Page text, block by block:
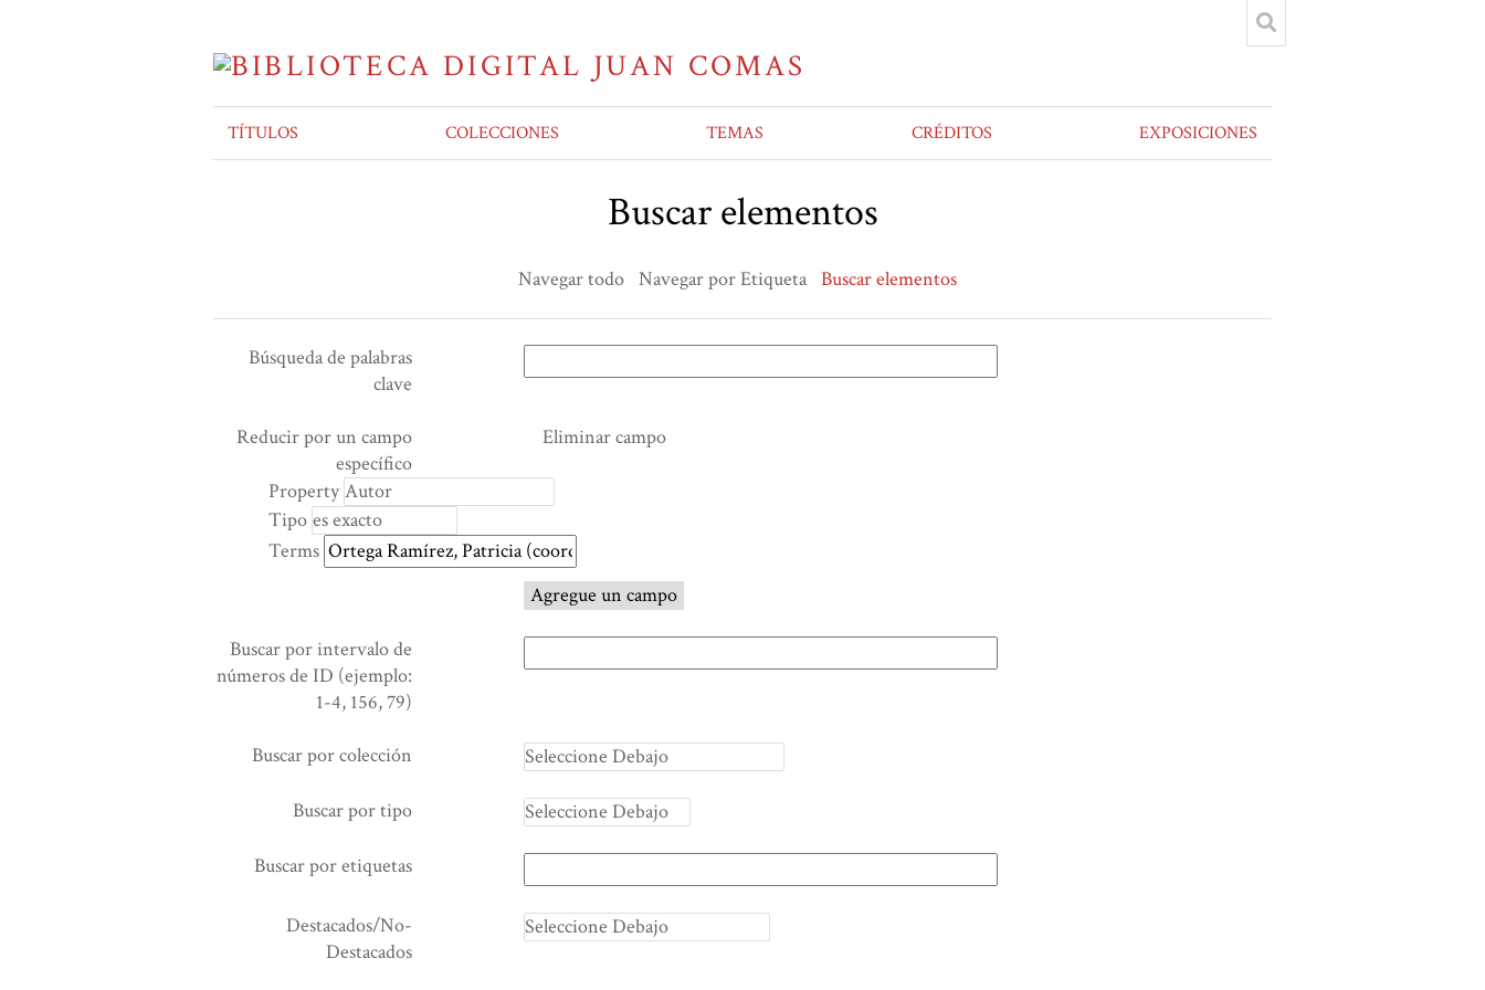
TÍTULOS COLECCIONES TEMAS CRÉDITOS EXPOSICIONES
Buscar elementos
Navegar todo Navegar por Etiqueta Buscar elementos
Búsqueda de palabras
clave
campo
específico":
Reducir por un campo
específico
Search Property
Tipo de búsqueda
Términos de búsqueda
Ensamblador de Búsqueda Eliminar campo
Property
Tipo
Terms
Agregue un campo
Buscar por intervalo de
números de ID (ejemplo:
1-4, 156, 79)
Buscar por colección
Buscar por tipo
Buscar por etiquetas
Destacados/No-
Destacados